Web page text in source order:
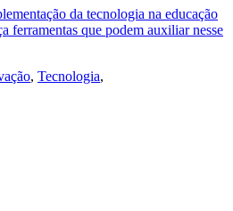
da tecnologia na educação
ferramentas que podem auxiliar nesse
, Tecnologia,